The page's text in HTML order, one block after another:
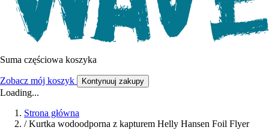
Suma częściowa koszyka
Zobacz mój koszyk Kontynuuj zakupy
Loading...
Strona główna
/ Kurtka wodoodporna z kapturem Helly Hansen Foil Flyer